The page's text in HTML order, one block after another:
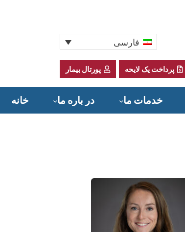
فارسی
پرداخت یک لایحه پورتال بیمار
خانه در باره ما خدمات ما